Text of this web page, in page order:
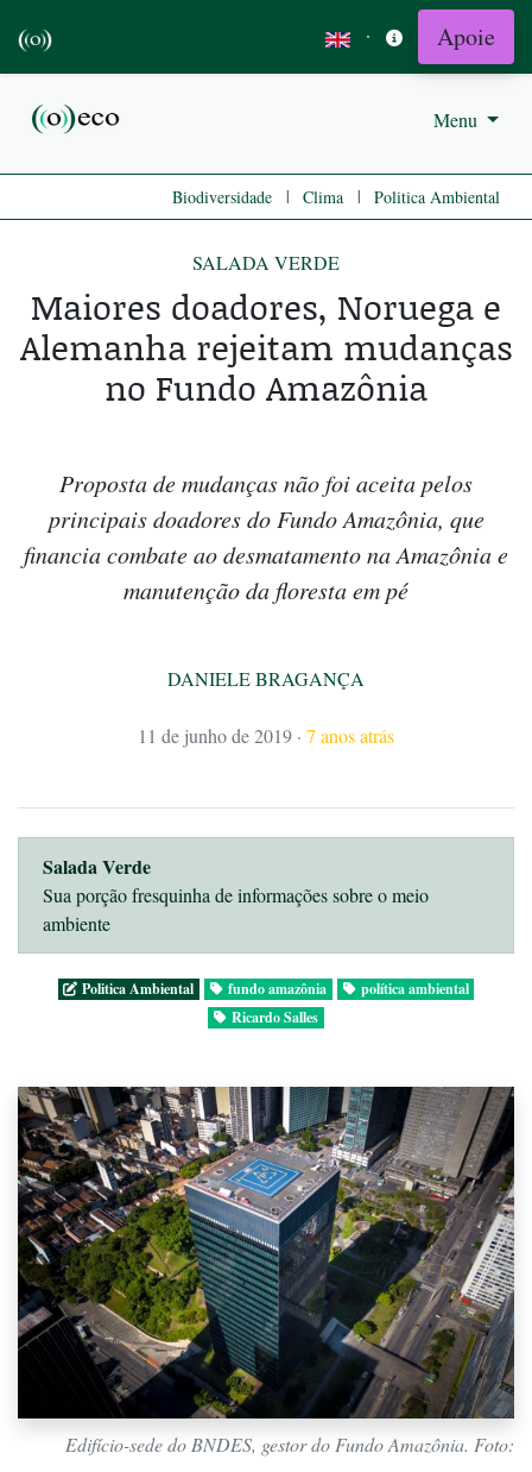
· Apoie
Menu
Biodiversidade | Clima | Politica Ambiental
SALADA VERDE
Maiores doadores, Noruega e
Alemanha rejeitam mudanças
no Fundo Amazônia
Proposta de mudanças não foi aceita pelos
principais doadores do Fundo Amazônia, que
financia combate ao desmatamento na Amazônia e
manutenção da floresta em pé
DANIELE BRAGANÇA
11 de junho de 2019 · 7 anos atrás
Salada Verde
Sua porção fresquinha de informações sobre o meio
ambiente
Politica Ambiental fundo amazônia
política ambiental
Ricardo Salles
Edifício-sede do BNDES, gestor do Fundo Amazônia. Foto: